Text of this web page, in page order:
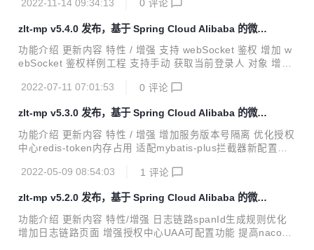
Design Pro 框架，基于 UmiJS v3.x 和 ProComponents 图
性，保留了layui版本的前端。 │ ├─layui-web -- layui前端
│ │ ├─src │ │ │ ├─main │ │ │ │ ├─java ...
2022-11-14 09:34:13 0 评论
zlt-mp v5.4.0 发布，基于 Spring Cloud Alibaba 的微服
务平台
功能介绍 更新内容 特性 / 增强 支持 webSocket 鉴权 增加 w
ebSocket 鉴权样例工程 支持手动 获取当前登录人 对象 增加
携带 access_token，排除鉴权的 url 依然会被拦截的问题 升
鉴权 增加 webSocket 接口的通用鉴权拦截器，使用方式如
下： @ServerEndpoint(value = "/websocket/test", configur
ator = WcAuthConfigurator.cla...
2022-07-11 07:01:53 0 评论
zlt-mp v5.3.0 发布，基于 Spring Cloud Alibaba 的微服
务平台
功能介绍 更新内容 特性 / 增强 增加服务版本号隔离 优化授权
中心redis-token内存占用 适配mybatis-plus拦截器新配置方
级spring-boot-admin到2.5.6 升级mybatis-plus到3.5.1内容
务服务冲突乱窜的问题； 指的是在开发环境过程中，开发人员
可能只会在本地启动自己开发的服务进行调试，而其他服务则
使用服务器上的；这样就可能会在注册中心中出现同一个服务
2022-05-09 08:54:03 1 评论
zlt-mp v5.2.0 发布，基于 Spring Cloud Alibaba 的微服
务平台
功能介绍 更新内容 特性/增强 日志链路spanId生成规则优化
增加日志链路页面 增强授权中心UAA可配置功能 提高nacos